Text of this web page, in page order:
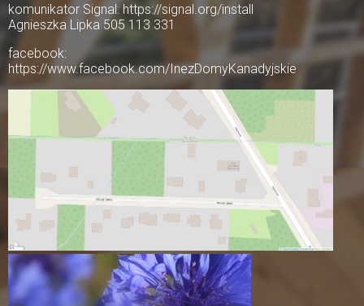
komunikator Signal: https://signal.org/install
Agnieszka Lipka 505 113 331
facebook:
https://www.facebook.com/InezDomyKanadyjskie